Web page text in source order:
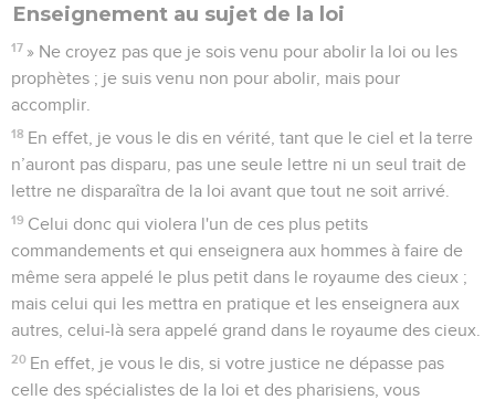
Enseignement au sujet de la loi
17 » Ne croyez pas que je sois venu pour abolir la loi ou les
prophètes ; je suis venu non pour abolir, mais pour
accomplir.
18 En effet, je vous le dis en vérité, tant que le ciel et la terre
n’auront pas disparu, pas une seule lettre ni un seul trait de
lettre ne disparaîtra de la loi avant que tout ne soit arrivé.
19 Celui donc qui violera l'un de ces plus petits
commandements et qui enseignera aux hommes à faire de
même sera appelé le plus petit dans le royaume des cieux ;
mais celui qui les mettra en pratique et les enseignera aux
autres, celui-là sera appelé grand dans le royaume des cieux.
20 En effet, je vous le dis, si votre justice ne dépasse pas
celle des spécialistes de la loi et des pharisiens, vous